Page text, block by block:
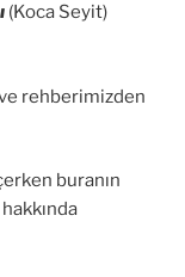
(Koca Seyit)
rehberimizden
buranın